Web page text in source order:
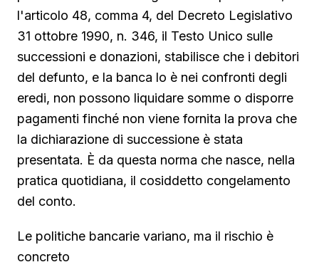
l'articolo 48, comma 4, del Decreto Legislativo
31 ottobre 1990, n. 346, il Testo Unico sulle
successioni e donazioni, stabilisce che i debitori
del defunto, e la banca lo è nei confronti degli
eredi, non possono liquidare somme o disporre
pagamenti finché non viene fornita la prova che
la dichiarazione di successione è stata
presentata. È da questa norma che nasce, nella
pratica quotidiana, il cosiddetto congelamento
del conto.
Le politiche bancarie variano, ma il rischio è
concreto